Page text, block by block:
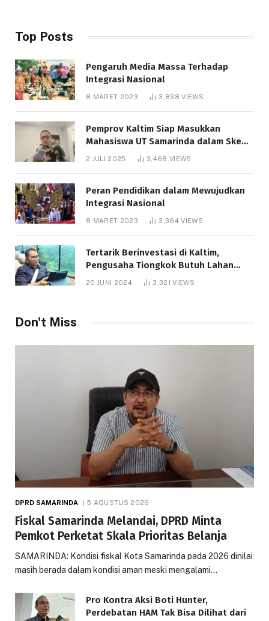
Top Posts
Pengaruh Media Massa Terhadap
Integrasi Nasional
8 MARET 2023 3,838VIEWS
Pemprov Kaltim Siap Masukkan
Mahasiswa UT Samarinda dalam Skema
Bantuan Pendidikan Gratispol
2 JULI 2025 3,468 VIEWS
Peran Pendidikan dalam Mewujudkan
Integrasi Nasional
8 MARET 2023 3,364VIEWS
Tertarik Berinvestasi di Kaltim,
Pengusaha Tiongkok Butuh Lahan
1.000 Hektare
20 JUNI 2024 3,321VIEWS
Don't Miss
DPRD SAMARINDA 5 AGUSTUS 2026
Fiskal Samarinda Melandai, DPRD Minta
Pemkot Perketat Skala Prioritas Belanja
SAMARINDA: Kondisi fiskal Kota Samarinda pada 2026 dinilai
masih berada dalam kondisi aman meski mengalami…
Pro Kontra Aksi Boti Hunter,
Perdebatan HAM Tak Bisa Dilihat dari